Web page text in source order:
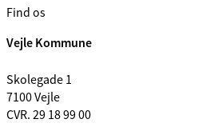
Find os
Vejle Kommune
Skolegade 1
7100 Vejle
CVR. 29 18 99 00